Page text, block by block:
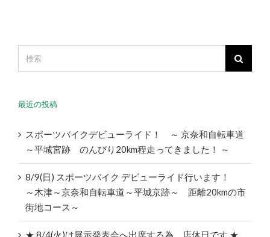
最近の投稿
スポーツバイクデビューライド！ ～ 京奈和自転車道
～平城宮跡 のんびり20km程走ってきました！ ～
8/9(日) スポーツバイク デビューライド行います！
～木津～京奈和自転車道～平城京跡～ 距離20kmの市
街地コース～
★ 8/4(火)は展示発表会へ出席する為、店休日です ★